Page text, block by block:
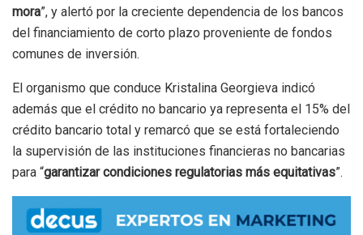
mora”, y alertó por la creciente dependencia de los bancos
del financiamiento de corto plazo proveniente de fondos
comunes de inversión.
El organismo que conduce Kristalina Georgieva indicó
además que el crédito no bancario ya representa el 15% del
crédito bancario total y remarcó que se está fortaleciendo
la supervisión de las instituciones financieras no bancarias
para “garantizar condiciones regulatorias más equitativas”.